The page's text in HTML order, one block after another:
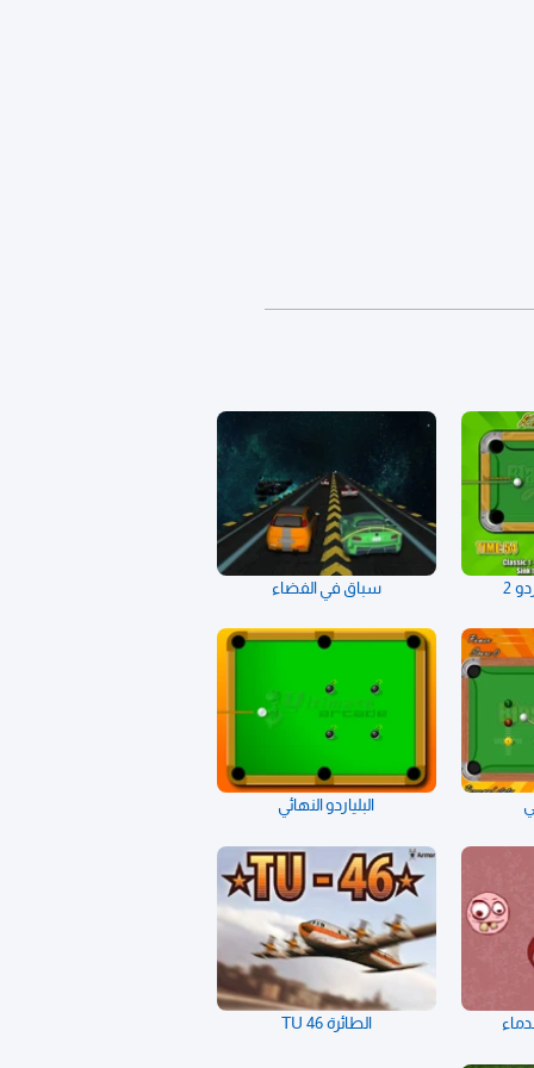
2 سباق في الفضاء
البلياردو النهائي
الطائرة TU 46